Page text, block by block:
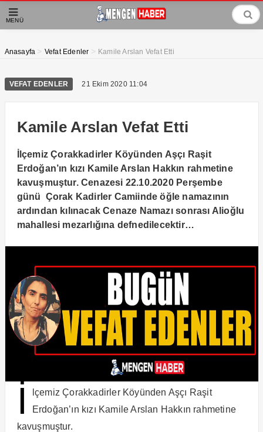
MENÜ
Anasayfa > Vefat Edenler > Kamile Arslan Vefat Etti
VEFAT EDENLER 21 Ekim 2020 11:04
Kamile Arslan Vefat Etti
İlçemiz Çorakkadirler Köyünden Aşçı Raşit
Erdoğan’ın kızı Kamile Arslan Hakkın rahmetine
kavuşmuştur. Cenazesi 22.10.2020 Perşembe
günü Çorak Kadirler Camiinde öğle namazının
ardından kılınacak Cenaze Namazı sonrası Alioğlu
mahallesi mezarlığına defnedilecektir…
İ
lçemiz Çorakkadirler Köyünden Aşçı Raşit
Erdoğan’ın kızı Kamile Arslan Hakkın rahmetine
kavuşmuştur.